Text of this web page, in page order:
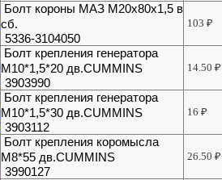
Болт короны МАЗ М20х80х1,5 в
сб.
5336-3104050
103₽
Болт крепления генератора
М10*1,5*20 дв.CUMMINS
3903990
14.50₽
Болт крепления генератора
М10*1,5*30 дв.CUMMINS
3903112
16₽
Болт крепления коромысла
М8*55 дв.CUMMINS
3990127
26.50₽